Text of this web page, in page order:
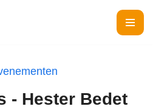
- Hester Bedet